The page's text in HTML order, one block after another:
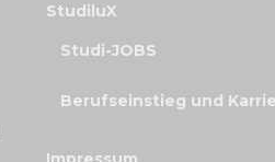
StudiluX
Studi-JOBS
Berufseinstieg und